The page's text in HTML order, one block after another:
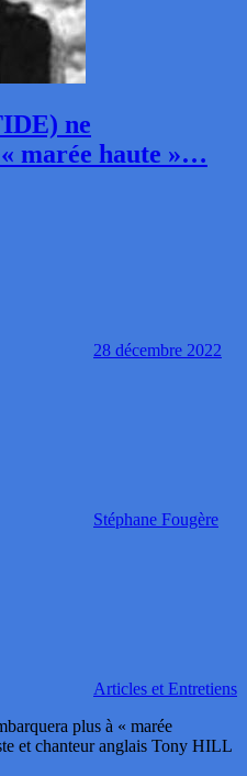
ne
marée haute »…
28 décembre 2022
Stéphane Fougère
Articles et Entretiens
plus à « marée
et chanteur anglais Tony HILL